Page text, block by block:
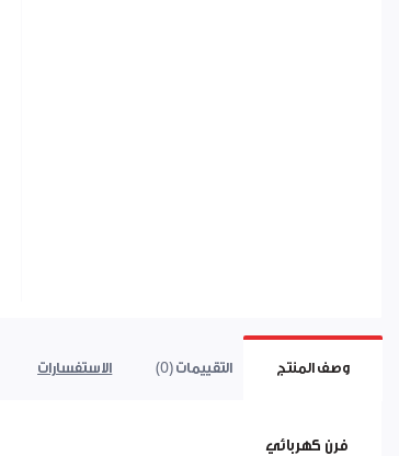
وصف المنتج التقييمات (0) الاستفسارات
فرن كهربائي